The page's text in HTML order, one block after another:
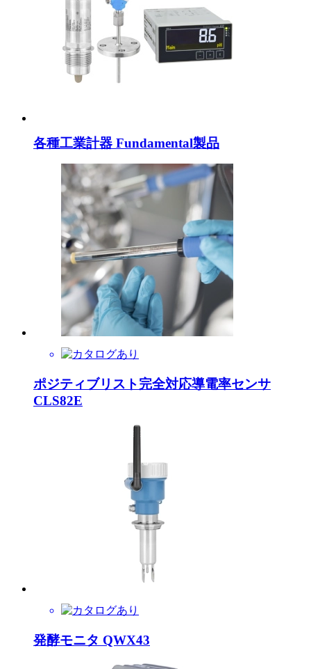
各種工業計器 Fundamental製品
ポジティブリスト完全対応導電率センサ
CLS82E
発酵モニタ QWX43